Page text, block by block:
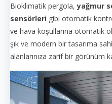
Bioklimatik pergola,yağmur
sensörleri gibi otomatik
ve hava koşullarına otomatik
şık ve modern bir tasarıma
alanlarınıza zarif bir görünüm